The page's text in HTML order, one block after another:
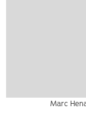
Marc